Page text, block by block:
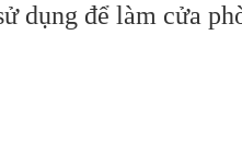
dụng để làm cửa